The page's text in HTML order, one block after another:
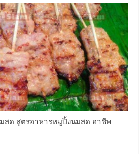
สด สูตรอาหารหมูปิ้งนมสด อาชีพ